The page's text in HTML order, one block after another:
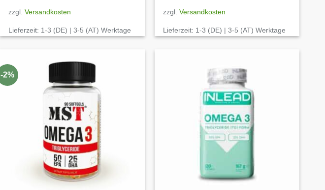
zzgl. Versandkosten
Lieferzeit: 1-3 (DE) | 3-5 (AT) Werktage
zzgl. Versandkosten
Lieferzeit: 1-3 (DE) | 3-5 (AT) Werktage
-2%